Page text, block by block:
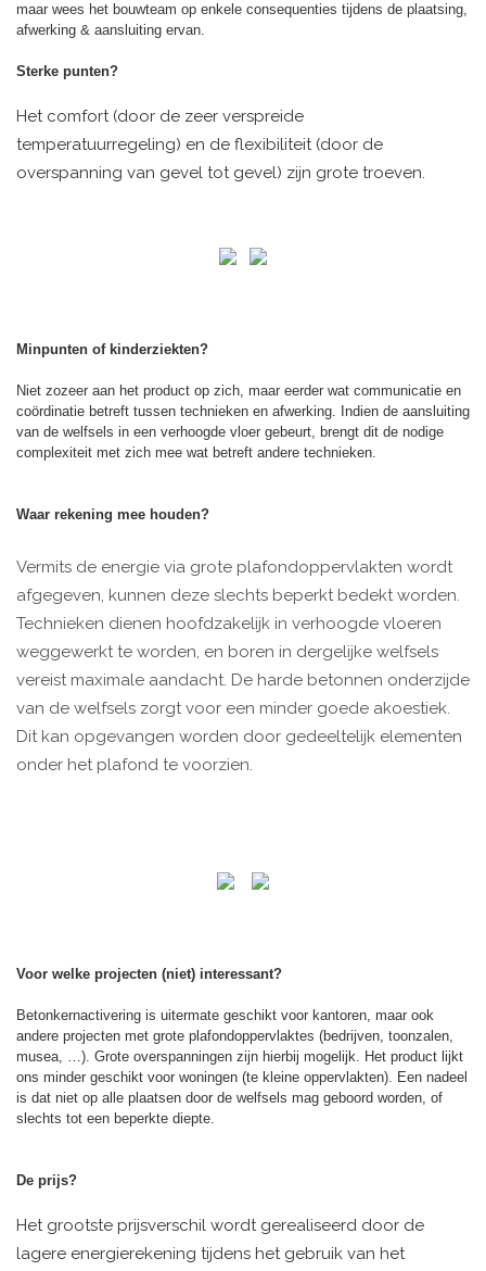
maar wees het bouwteam op enkele consequenties tijdens de plaatsing,
afwerking & aansluiting ervan.
Sterke punten?
Het comfort (door de zeer verspreide
temperatuurregeling) en de flexibiliteit (door de
overspanning van gevel tot gevel) zijn grote troeven.
Minpunten of kinderziekten?
Niet zozeer aan het product op zich, maar eerder wat communicatie en
coördinatie betreft tussen technieken en afwerking. Indien de aansluiting
van de welfsels in een verhoogde vloer gebeurt, brengt dit de nodige
complexiteit met zich mee wat betreft andere technieken.
Waar rekening mee houden?
Vermits de energie via grote plafondoppervlakten wordt
afgegeven, kunnen deze slechts beperkt bedekt worden.
Technieken dienen hoofdzakelijk in verhoogde vloeren
weggewerkt te worden, en boren in dergelijke welfsels
vereist maximale aandacht. De harde betonnen onderzijde
van de welfsels zorgt voor een minder goede akoestiek.
Dit kan opgevangen worden door gedeeltelijk elementen
onder het plafond te voorzien.
Voor welke projecten (niet) interessant?
Betonkernactivering is uitermate geschikt voor kantoren, maar ook
andere projecten met grote plafondoppervlaktes (bedrijven, toonzalen,
musea, …). Grote overspanningen zijn hierbij mogelijk. Het product lijkt
ons minder geschikt voor woningen (te kleine oppervlakten). Een nadeel
is dat niet op alle plaatsen door de welfsels mag geboord worden, of
slechts tot een beperkte diepte.
De prijs?
Het grootste prijsverschil wordt gerealiseerd door de
lagere energierekening tijdens het gebruik van het